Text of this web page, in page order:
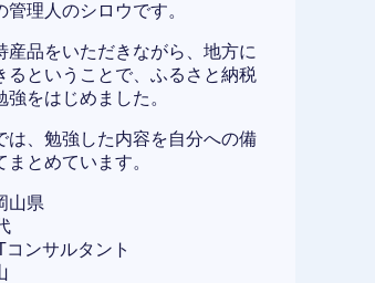
管理人のシロウです。
産品をいただきながら、地方に
るということで、ふるさと納税
強をはじめました。
は、勉強した内容を自分への備
まとめています。
山県
コンサルタント